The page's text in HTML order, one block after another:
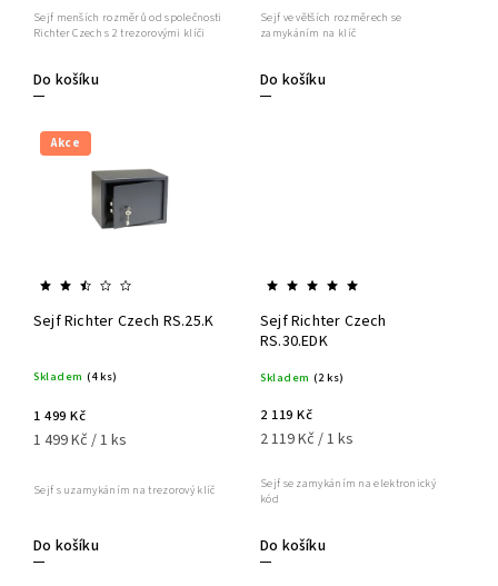
Do košíku
Sejf menších rozměrů od společnosti
Richter Czech s 2 trezorovými klíči
Do košíku
Sejf ve větších rozměrech se
zamykáním na klíč
Akce
Sejf Richter Czech RS.25.K
Skladem (4 ks)
1 499 Kč
1 499 Kč / 1 ks
Do košíku
Sejf s uzamykáním na trezorový klíč
Sejf Richter Czech
RS.30.EDK
Skladem (2 ks)
2 119 Kč
2 119 Kč / 1 ks
Do košíku
Sejf se zamykáním na elektronický
kód